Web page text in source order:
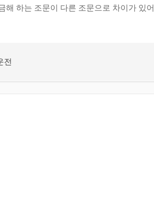
해 하는 조문이 다른 조문으로 차이가 있어
전